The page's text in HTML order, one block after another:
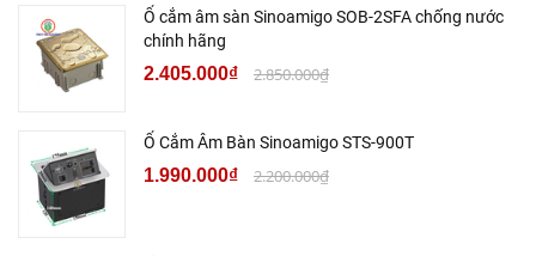
Ổ cắm âm sàn Sinoamigo SOB-2SFA chống nước
chính hãng
2.405.000₫ 2.850.000₫
Ổ Cắm Âm Bàn Sinoamigo STS-900T
1.990.000₫ 2.200.000₫